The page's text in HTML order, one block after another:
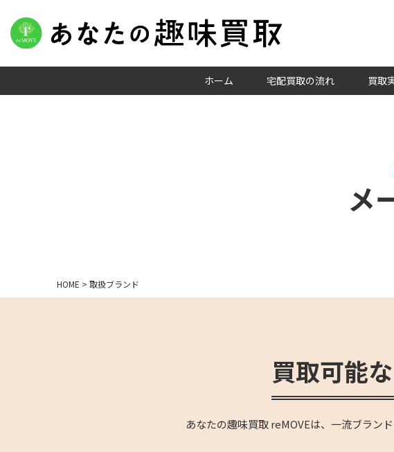
ホーム 宅配買取の流れ 買取
メ
HOME > 取扱ブランド
買取可能
あなたの趣味買取 reMOVEは、一流ブラン